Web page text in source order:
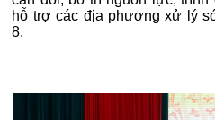
hỗ trợ các địa phương xử lý
8.